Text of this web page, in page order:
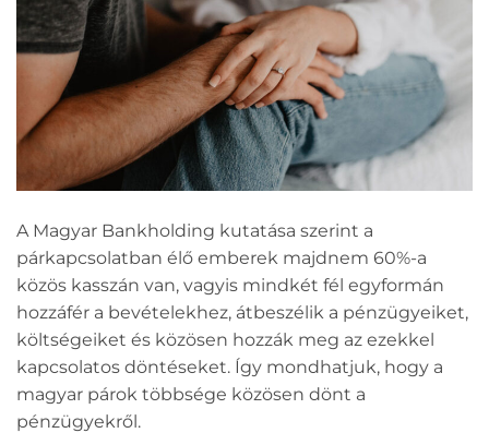
A Magyar Bankholding kutatása szerint a
párkapcsolatban élő emberek majdnem 60%-a
közös kasszán van, vagyis mindkét fél egyformán
hozzáfér a bevételekhez, átbeszélik a pénzügyeiket,
költségeiket és közösen hozzák meg az ezekkel
kapcsolatos döntéseket. Így mondhatjuk, hogy a
magyar párok többsége közösen dönt a
pénzügyekről.